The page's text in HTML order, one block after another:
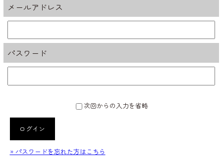
メールアドレス
パスワード
次回からの入力を省略
ログイン
» パスワードを忘れた方はこちら